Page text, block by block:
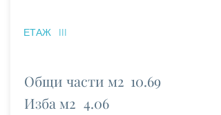
III
ЕТАЖ
Общи части м2
Изба м2
10.69
4.06